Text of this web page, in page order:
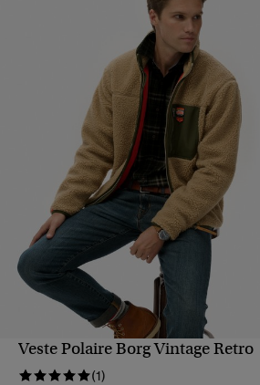
APERÇU RAPIDE
Veste Polaire Borg Vintage Retro
(1)